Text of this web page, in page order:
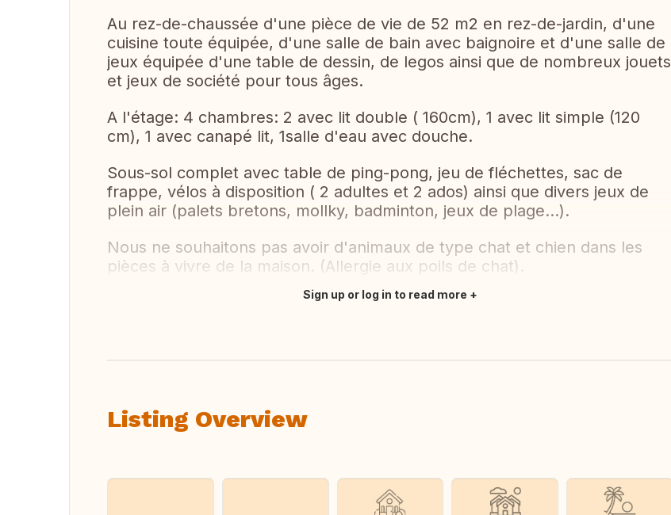
Au rez-de-chaussée d'une pièce de vie de 52 m2 en rez-de-jardin, d'une
cuisine toute équipée, d'une salle de bain avec baignoire et d'une salle de
jeux équipée d'une table de dessin, de legos ainsi que de nombreux jouets
et jeux de société pour tous âges.
A l'étage: 4 chambres: 2 avec lit double ( 160cm), 1 avec lit simple (120
cm), 1 avec canapé lit, 1salle d'eau avec douche.
Sous-sol complet avec table de ping-pong, jeu de fléchettes, sac de
frappe, vélos à disposition ( 2 adultes et 2 ados) ainsi que divers jeux de
plein air (palets bretons, mollky, badminton, jeux de plage...).
Nous ne souhaitons pas avoir d'animaux de type chat et chien dans les
pièces à vivre de la maison. (Allergie aux poils de chat).
Sign up or log in to read more
Listing Overview